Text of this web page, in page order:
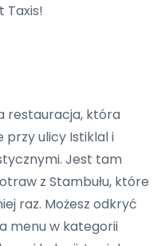
Taxis!
restauracja, która
przy ulicy Istiklal i
Jest tam
z Stambułu, które
raz. Możesz odkryć
menu w kategorii